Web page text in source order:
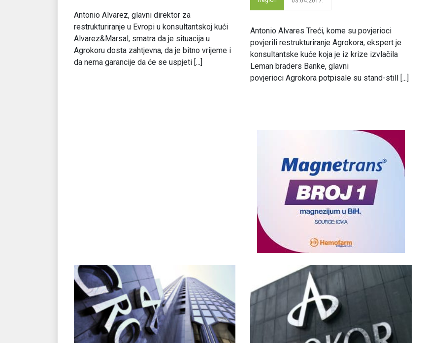
Antonio Alvarez, glavni direktor za
restrukturiranje u Evropi u konsultantskoj kući
Alvarez&Marsal, smatra da je situacija u
Agrokoru dosta zahtjevna, da je bitno vrijeme i
da nema garancije da će se uspjeti [...]
Antonio Alvares Treći, kome su povjerioci
povjerili restrukturiranje Agrokora, ekspert je
konsultantske kuće koja je iz krize izvlačila
Leman braders Banke, glavni
povjerioci Agrokora potpisale su stand-still [...]